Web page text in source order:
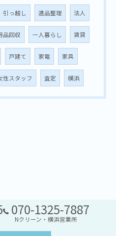
引っ越し 遺品整理 法人
品回収 一人暮らし 賃貸
戸建て 家電 家具
性スタッフ 査定 横浜
070-1325-7887
Nクリーン・横浜営業所